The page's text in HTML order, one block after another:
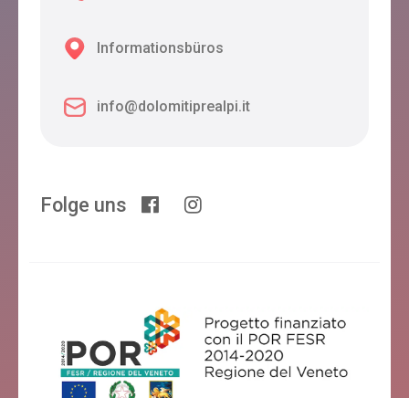
Informationsbüros
info@dolomitiprealpi.it
Folge uns